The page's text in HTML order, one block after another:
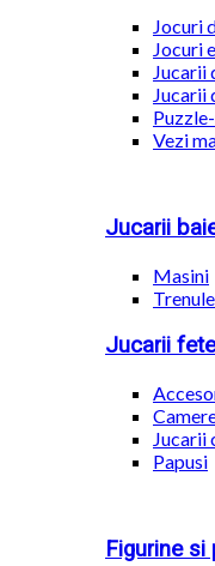
Jocuri
Jocuri
Jucarii
Jucarii
Vezi
Jucarii
Masini
Jucarii fete
Jucarii
Papusi
Figurine si